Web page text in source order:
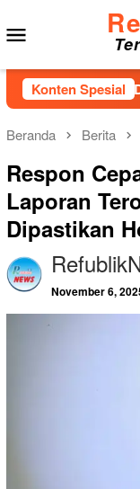
ke
konten
Konten Spesial
Dorong
Beranda Berita
Respon
Laporan
Dipastikan
November 6,